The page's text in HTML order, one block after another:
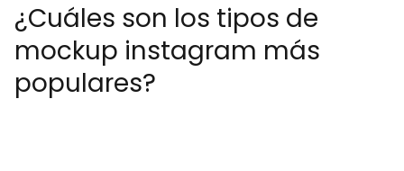
¿Cuáles son los tipos de
mockup instagram más
populares?